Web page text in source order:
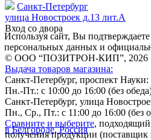
Санкт-Петербург
улица Новостроек д.13 лит.А
Вход со двора
Используя сайт, Вы подтверждаете
персональных данных и
© ООО “ПОЗИТРОН-КИП”, 2026
Выдача товаров магазина:
Санкт-Петербург, проспект Науки:
Пн.-Пт.: с 10:00 до 16:00 (без
Санкт-Петербург, улица
Пн., Ср., Пт.: с 11:00 до 16:00 (без
Сравните и выберите, подходящий
получения продукции
в Белгороде, Россия